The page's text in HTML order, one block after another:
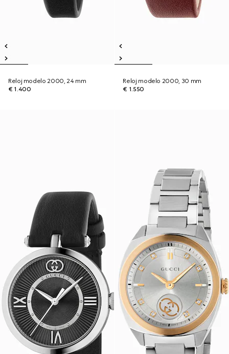
Reloj modelo 2000, 24 mm
€ 1.400
Reloj modelo 2000, 30 mm
€ 1.550